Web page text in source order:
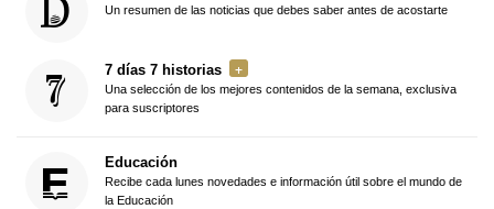
Un resumen de las noticias que debes saber antes de acostarte
7 días 7 historias
Una selección de los mejores contenidos de la semana, exclusiva
para suscriptores
Educación
Recibe cada lunes novedades e información útil sobre el mundo de
la Educación